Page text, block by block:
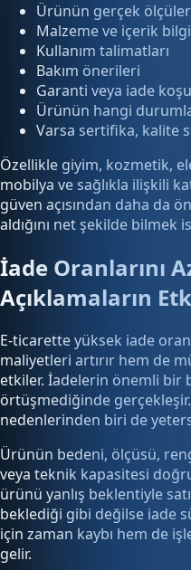
Ürünün gerçek
Malzeme ve içerik
Kullanım talimatları
Bakım önerileri
Garanti veya iade
Ürünün hangi
Varsa sertifika, kalite
Özellikle giyim, kozmetik,
mobilya ve sağlıkla ilişkili
güven açısından daha da
aldığını net şekilde bilmek
İade Oranlarını
Açıklamaların
E-ticarette yüksek iade
maliyetleri artırır hem de
etkiler. İadelerin önemli bir
örtüşmediğinde
nedenlerinden biri de
Ürünün bedeni, ölçüsü,
veya teknik kapasitesi doğru
ürünü yanlış beklentiyle
beklediği gibi değilse iade
için zaman kaybı hem de
gelir.